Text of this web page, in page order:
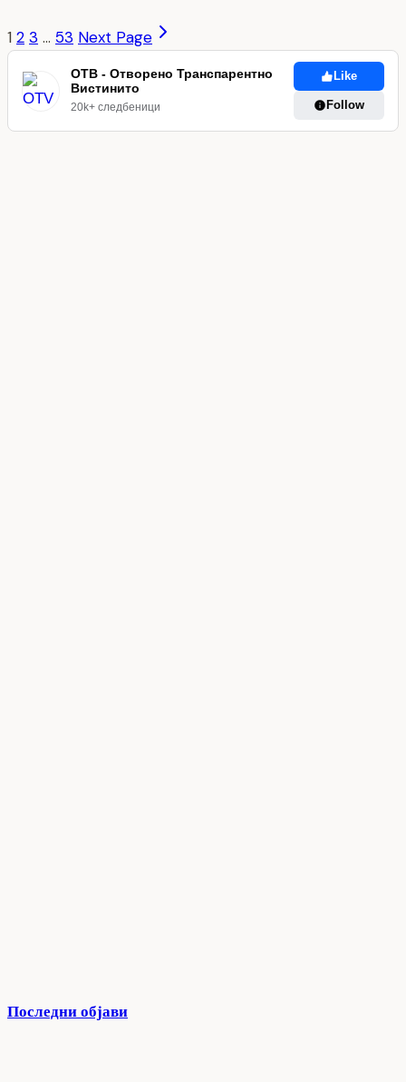
1 2 3 … 53 Next Page
ОТВ - Отворено Транспарентно
Вистинито
20k+ следбеници
Like
Follow
Последни објави